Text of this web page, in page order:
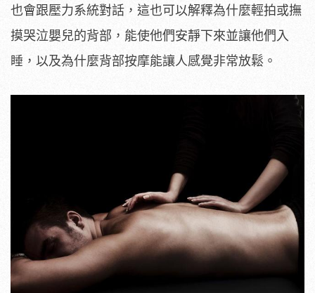
也會跟壓力系統對話，這也可以解釋為什麼輕拍或撫
摸哭泣嬰兒的背部，能使他們安靜下來並讓他們入
睡，以及為什麼背部按摩能讓人感覺非常放鬆。